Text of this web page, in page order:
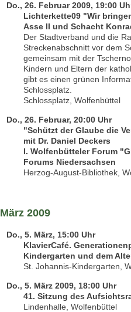
Do., 26. Februar 2009, 19:00
Lichterkette09 "Wir
Asse II und Schacht
Der Stadtverband und die
Streckenabschnitt vor dem
gemeinsam mit der
Kindern und Eltern der
gibt es einen grünen
Schlossplatz.
Schlossplatz, Wolfenbüttel
Do., 26. Februar, 20:00 Uhr
"Schützt der Glaube die
mit Dr. Daniel Deckers
I. Wolfenbütteler Forum
Forums Niedersachsen
Herzog-August-Bibliothek,
März 2009
Do., 5. März, 15:00 Uhr
KlavierCafé.
Kindergarten und dem
St. Johannis-Kindergarten,
Do., 5. März 2009, 18:00 Uhr
41. Sitzung des
Lindenhalle, Wolfenbüttel